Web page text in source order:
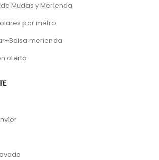
Mudas y Merienda
por metro
merienda
oferta